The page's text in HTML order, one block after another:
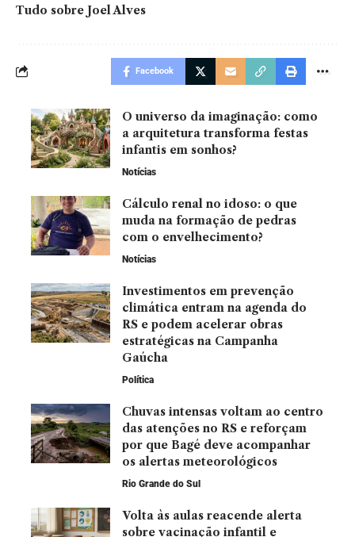
Tudo sobre Joel Alves
Facebook
O universo da imaginação: como
a arquitetura transforma festas
infantis em sonhos?
Notícias
Cálculo renal no idoso: o que
muda na formação de pedras
com o envelhecimento?
Notícias
Investimentos em prevenção
climática entram na agenda do
RS e podem acelerar obras
estratégicas na Campanha
Gaúcha
Política
Chuvas intensas voltam ao centro
das atenções no RS e reforçam
por que Bagé deve acompanhar
os alertas meteorológicos
Rio Grande do Sul
Volta às aulas reacende alerta
sobre vacinação infantil e